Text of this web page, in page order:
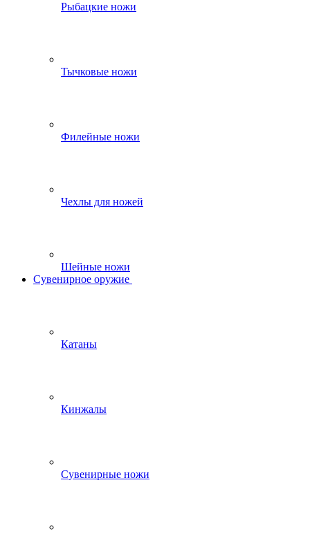
Рыбацкие ножи
Тычковые ножи
Филейные ножи
Чехлы для ножей
Шейные ножи
Сувенирное оружие
Катаны
Кинжалы
Сувенирные ножи